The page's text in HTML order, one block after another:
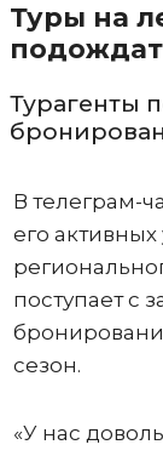
Туры на
Турагенты
В телеграм-
его активных
поступает с
сезон.
«У нас